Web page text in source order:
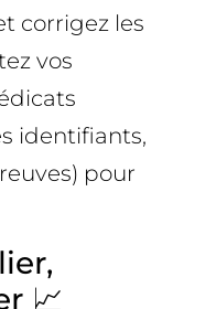
corrigez les
vos
identifiants,
pour
📈